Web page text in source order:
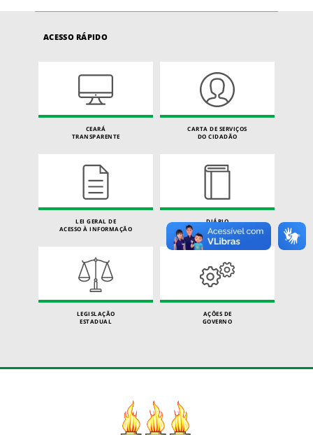
ACESSO RÁPIDO
CEARÁ
TRANSPARENTE
CARTA DE SERVIÇOS
DO CIDADÃO
LEI GERAL DE
ACESSO À INFORMAÇÃO
DIÁRIO
OFICIAL
LEGISLAÇÃO
ESTADUAL
AÇÕES DE
GOVERNO